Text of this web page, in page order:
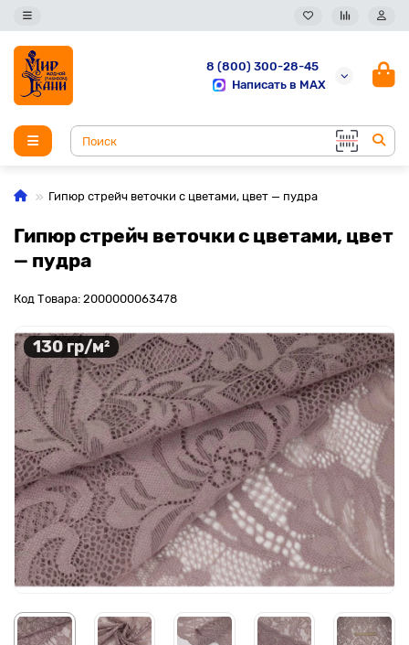
8 (800) 300-28-45
Написать в MAX
Гипюр стрейч веточки с цветами, цвет — пудра
Гипюр стрейч веточки с цветами, цвет
— пудра
Код Товара: 2000000063478
130 гр/м²